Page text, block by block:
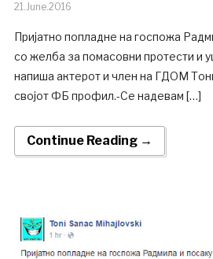
21.June.2016
Пријатно попладне на госпожа
со желба за помасовни протести и
напиша актерот и член на ГДОМ
својот ФБ профил.-Се надевам […]
Continue Reading →